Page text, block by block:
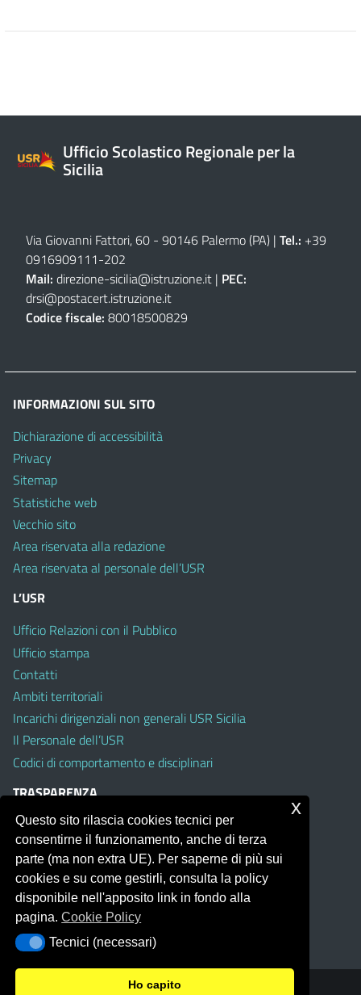
Ufficio Scolastico Regionale per la
Sicilia
Via Giovanni Fattori, 60 - 90146 Palermo (PA) | Tel.: +39
0916909111-202
Mail: direzione-sicilia@istruzione.it | PEC:
drsi@postacert.istruzione.it
Codice fiscale: 80018500829
INFORMAZIONI SUL SITO
Dichiarazione di accessibilità
Privacy
Sitemap
Statistiche web
Vecchio sito
Area riservata alla redazione
Area riservata al personale dell’USR
L’USR
Ufficio Relazioni con il Pubblico
Ufficio stampa
Contatti
Ambiti territoriali
Incarichi dirigenziali non generali USR Sicilia
Il Personale dell’USR
Codici di comportamento e disciplinari
TRASPARENZA
Albo on line
Amministrazione Trasparente
Pubblici proclami
PTPCT per le Istituzioni scolastiche della Sicilia
Whistleblowing
Obiettivi di Accessibilità
Questo sito rilascia cookies tecnici per
consentirne il funzionamento, anche di terza
parte (ma non extra UE). Per saperne di più sui
cookies e su come gestirli, consulta la policy
disponibile nell'apposito link in fondo alla
pagina.Cookie Policy
Tecnici (necessari)
Tecnici (necessari)
Ho capito
x